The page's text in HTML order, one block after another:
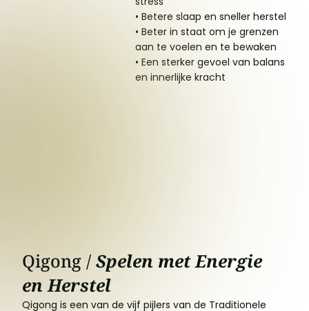
• Betere slaap en sneller herstel
• Beter in staat om je grenzen
aan te voelen en te bewaken
• Een sterker gevoel van balans
en innerlijke kracht
Qigong / Spelen met Energie
en Herstel
Qigong is een van de vijf pijlers van de Traditionele